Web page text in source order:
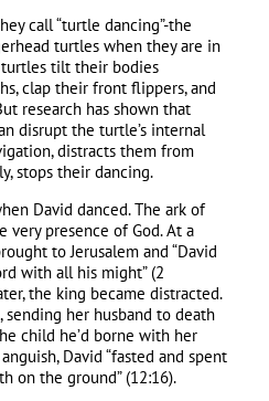
call “turtle dancing”-the
turtles when they are in
tilt their bodies
clap their front flippers, and
research has shown that
disrupt the turtle’s internal
distracts them from
stops their dancing.
David danced. The ark of
very presence of God. At a
to Jerusalem and “David
with all his might” (2
the king became distracted.
sending her husband to death
child he’d borne with her
David “fasted and spent
on the ground” (12:16).